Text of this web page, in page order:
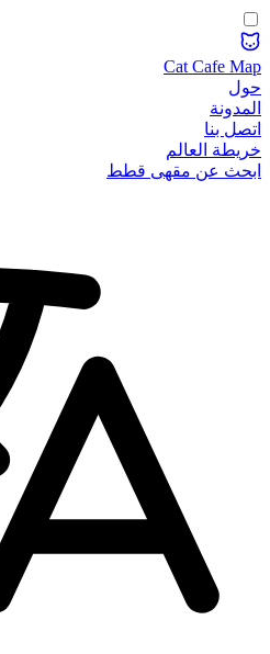
Cat Cafe Map
حول
المدونة
اتصل بنا
خريطة العالم
ابحث عن مقهى قطط